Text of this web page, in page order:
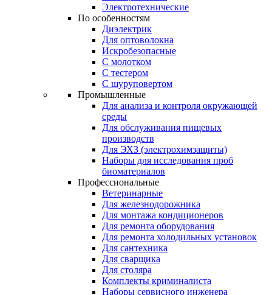
Электротехнические
По особенностям
Диэлектрик
Для оптоволокна
Искробезопасные
С молотком
С тестером
С шуруповертом
Промышленные
Для анализа и контроля окружающей
среды
Для обслуживания пищевых
производств
Для ЭХЗ (электрохимзащиты)
Наборы для исследования проб
биоматериалов
Профессиональные
Ветеринарные
Для железнодорожника
Для монтажа кондиционеров
Для ремонта оборудования
Для ремонта холодильных установок
Для сантехника
Для сварщика
Для столяра
Комплекты криминалиста
Наборы сервисного инженера